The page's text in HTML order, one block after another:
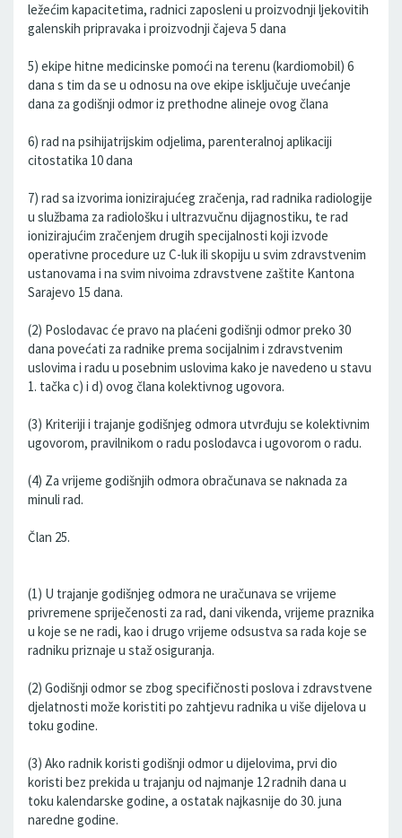
ležećim kapacitetima, radnici zaposleni u proizvodnji ljekovitih
galenskih pripravaka i proizvodnji čajeva 5 dana
5) ekipe hitne medicinske pomoći na terenu (kardiomobil) 6
dana s tim da se u odnosu na ove ekipe isključuje uvećanje
dana za godišnji odmor iz prethodne alineje ovog člana
6) rad na psihijatrijskim odjelima, parenteralnoj aplikaciji
citostatika 10 dana
7) rad sa izvorima ionizirajućeg zračenja, rad radnika radiologije
u službama za radiološku i ultrazvučnu dijagnostiku, te rad
ionizirajućim zračenjem drugih specijalnosti koji izvode
operativne procedure uz C-luk ili skopiju u svim zdravstvenim
ustanovama i na svim nivoima zdravstvene zaštite Kantona
Sarajevo 15 dana.
(2) Poslodavac će pravo na plaćeni godišnji odmor preko 30
dana povećati za radnike prema socijalnim i zdravstvenim
uslovima i radu u posebnim uslovima kako je navedeno u stavu
1. tačka c) i d) ovog člana kolektivnog ugovora.
(3) Kriteriji i trajanje godišnjeg odmora utvrđuju se kolektivnim
ugovorom, pravilnikom o radu poslodavca i ugovorom o radu.
(4) Za vrijeme godišnjih odmora obračunava se naknada za
minuli rad.
Član 25.
(1) U trajanje godišnjeg odmora ne uračunava se vrijeme
privremene spriječenosti za rad, dani vikenda, vrijeme praznika
u koje se ne radi, kao i drugo vrijeme odsustva sa rada koje se
radniku priznaje u staž osiguranja.
(2) Godišnji odmor se zbog specifičnosti poslova i zdravstvene
djelatnosti može koristiti po zahtjevu radnika u više dijelova u
toku godine.
(3) Ako radnik koristi godišnji odmor u dijelovima, prvi dio
koristi bez prekida u trajanju od najmanje 12 radnih dana u
toku kalendarske godine, a ostatak najkasnije do 30. juna
naredne godine.